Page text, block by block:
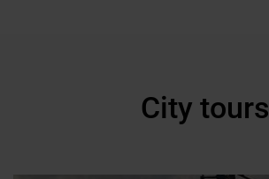
City tours